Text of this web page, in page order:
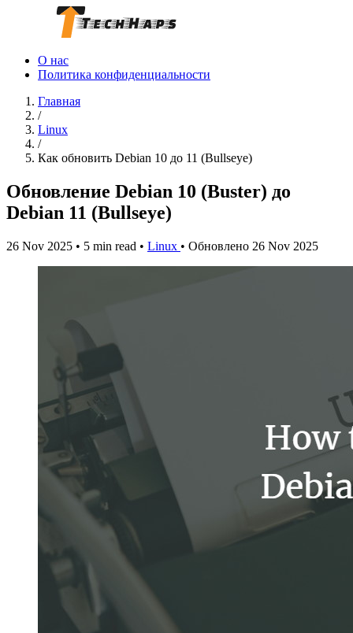
О нас
Политика конфиденциальности
Главная
/
Linux
/
Как обновить Debian 10 до 11 (Bullseye)
Обновление Debian 10 (Buster) до
Debian 11 (Bullseye)
26 Nov 2025 • 5 min read • Linux • Обновлено 26 Nov 2025